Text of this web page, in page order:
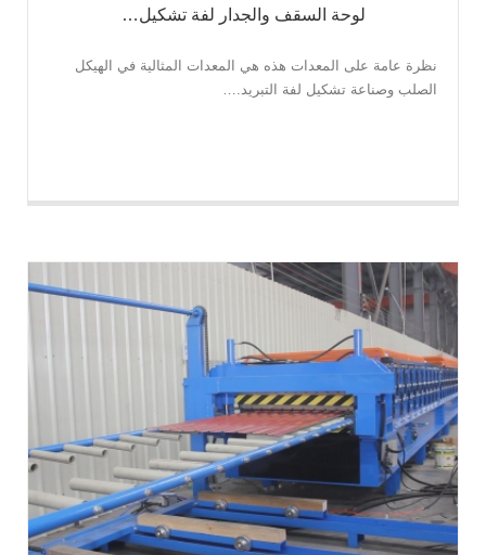
لوحة السقف والجدار لفة تشكيل…
نظرة عامة على المعدات هذه هي المعدات المثالية في الهيكل
الصلب وصناعة تشكيل لفة التبريد.…